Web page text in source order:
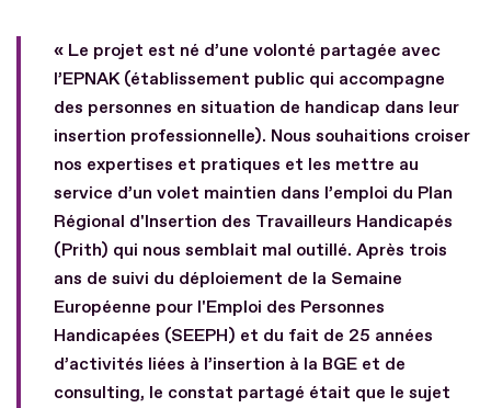
« Le projet est né d’une volonté partagée avec
l’EPNAK (établissement public qui accompagne
des personnes en situation de handicap dans leur
insertion professionnelle). Nous souhaitions croiser
nos expertises et pratiques et les mettre au
service d’un volet maintien dans l’emploi du Plan
Régional d'Insertion des Travailleurs Handicapés
(Prith) qui nous semblait mal outillé. Après trois
ans de suivi du déploiement de la Semaine
Européenne pour l'Emploi des Personnes
Handicapées (SEEPH) et du fait de 25 années
d’activités liées à l’insertion à la BGE et de
consulting, le constat partagé était que le sujet